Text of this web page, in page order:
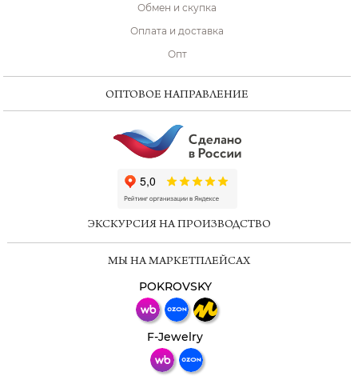
Обмен и скупка
Оплата и доставка
Опт
ОПТОВОЕ НАПРАВЛЕНИЕ
ЭКСКУРСИЯ НА ПРОИЗВОДСТВО
МЫ НА МАРКЕТПЛЕЙСАХ
POKROVSKY
F-Jewelry